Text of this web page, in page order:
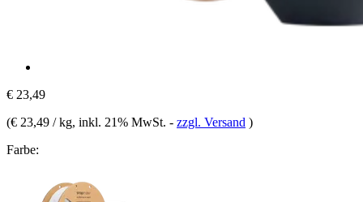
€ 23,49
(€ 23,49 / kg, inkl. 21% MwSt. - zzgl. Versand )
Farbe: